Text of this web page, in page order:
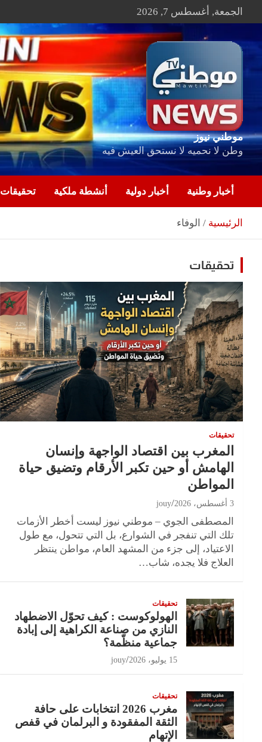
الجمعة, أغسطس 7, 2026
موطني نيوز
وطن لا نحميه لا نستحق العيش فيه
أخبار وطنية أخبار دولية أنشطة ملكية تحقيقات
الرئيسية الوفاء
تحقيقات
تحقيقات
المغرب بين اقتصاد الواجهة وإنسان
الهامش أو حين تكبر الأرقام وتضيق حياة
المواطن
3 أغسطس، 2026 jouy
المصطفى الجوي – موطني نيوز ليست أخطر الأزمات
تلك التي تنفجر في الشوارع، بل التي تتحول، مع طول
الاعتياد، إلى جزء من المشهد العام، مواطن ينتظر
العلاج فلا يجده، شاب…
تحقيقات
الهولوكوست : كيف تحوّل الاضطهاد
النازي من صناعة الكراهية إلى إبادة
جماعية منظّمة؟
15 يوليو، 2026 jouy
تحقيقات
مغرب 2026 انتخابات على حافة
الثقة المفقودة و البرلمان في قفص
الإتهام